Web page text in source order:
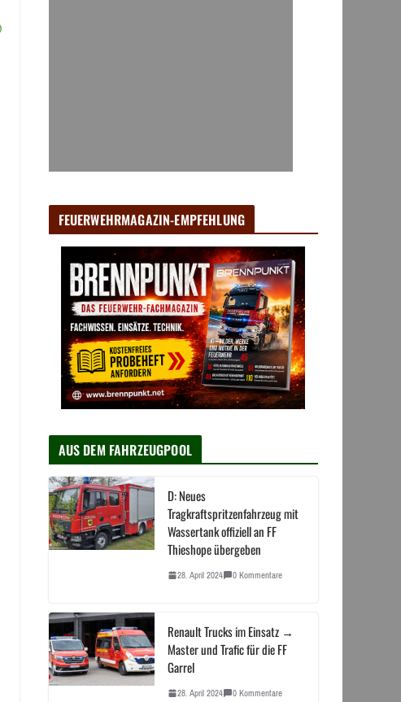
FEUERWEHRMAGAZIN-EMPFEHLUNG
AUS DEM FAHRZEUGPOOL
D: Neues
Tragkraftspritzenfahrzeug mit
Wassertank offiziell an FF
Thieshope übergeben
28. April 2024 0 Kommentare
Renault Trucks im Einsatz →
Master und Trafic für die FF
Garrel
28. April 2024 0 Kommentare